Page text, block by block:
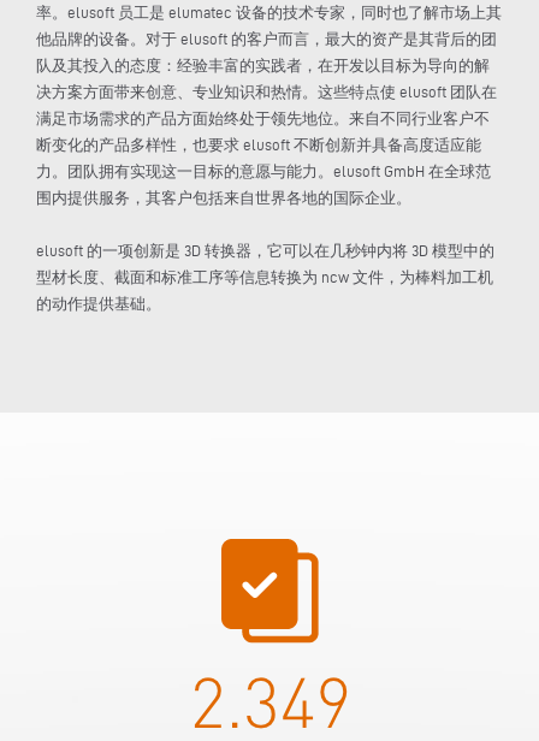
率。elusoft 员工是 elumatec 设备的技术专家，同时也了解市场上其
他品牌的设备。对于 elusoft 的客户而言，最大的资产是其背后的团
队及其投入的态度：经验丰富的实践者，在开发以目标为导向的解
决方案方面带来创意、专业知识和热情。这些特点使 elusoft 团队在
满足市场需求的产品方面始终处于领先地位。来自不同行业客户不
断变化的产品多样性，也要求 elusoft 不断创新并具备高度适应能
力。团队拥有实现这一目标的意愿与能力。elusoft GmbH 在全球范
围内提供服务，其客户包括来自世界各地的国际企业。
elusoft 的一项创新是 3D 转换器，它可以在几秒钟内将 3D 模型中的
型材长度、截面和标准工序等信息转换为 ncw 文件，为棒料加工机
的动作提供基础。